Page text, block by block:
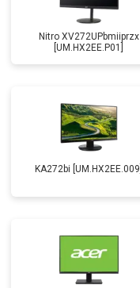
Nitro XV272UPbmiiprzx
[UM.HX2EE.P01]
KA272bi [UM.HX2EE.009]